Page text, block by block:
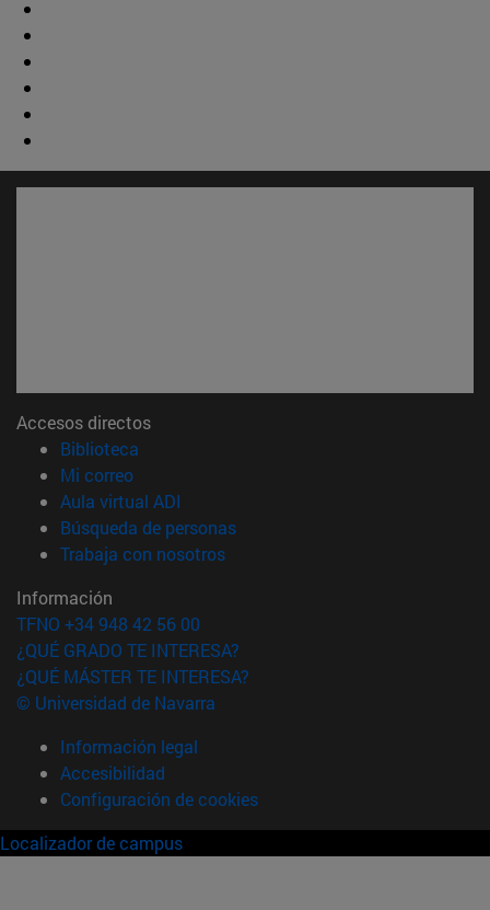
Accesos directos
Biblioteca
Mi correo(abre en nueva ventana)
Aula virtual ADI
Búsqueda de personas(abre en nueva ventana)
Trabaja con nosotros(abre en nueva ventana)
Información
TFNO +34 948 42 56 00
¿QUÉ GRADO TE INTERESA?
¿QUÉ MÁSTER TE INTERESA?
© Universidad de Navarra
Información legal
Accesibilidad
Configuración de cookies
Localizador de campus